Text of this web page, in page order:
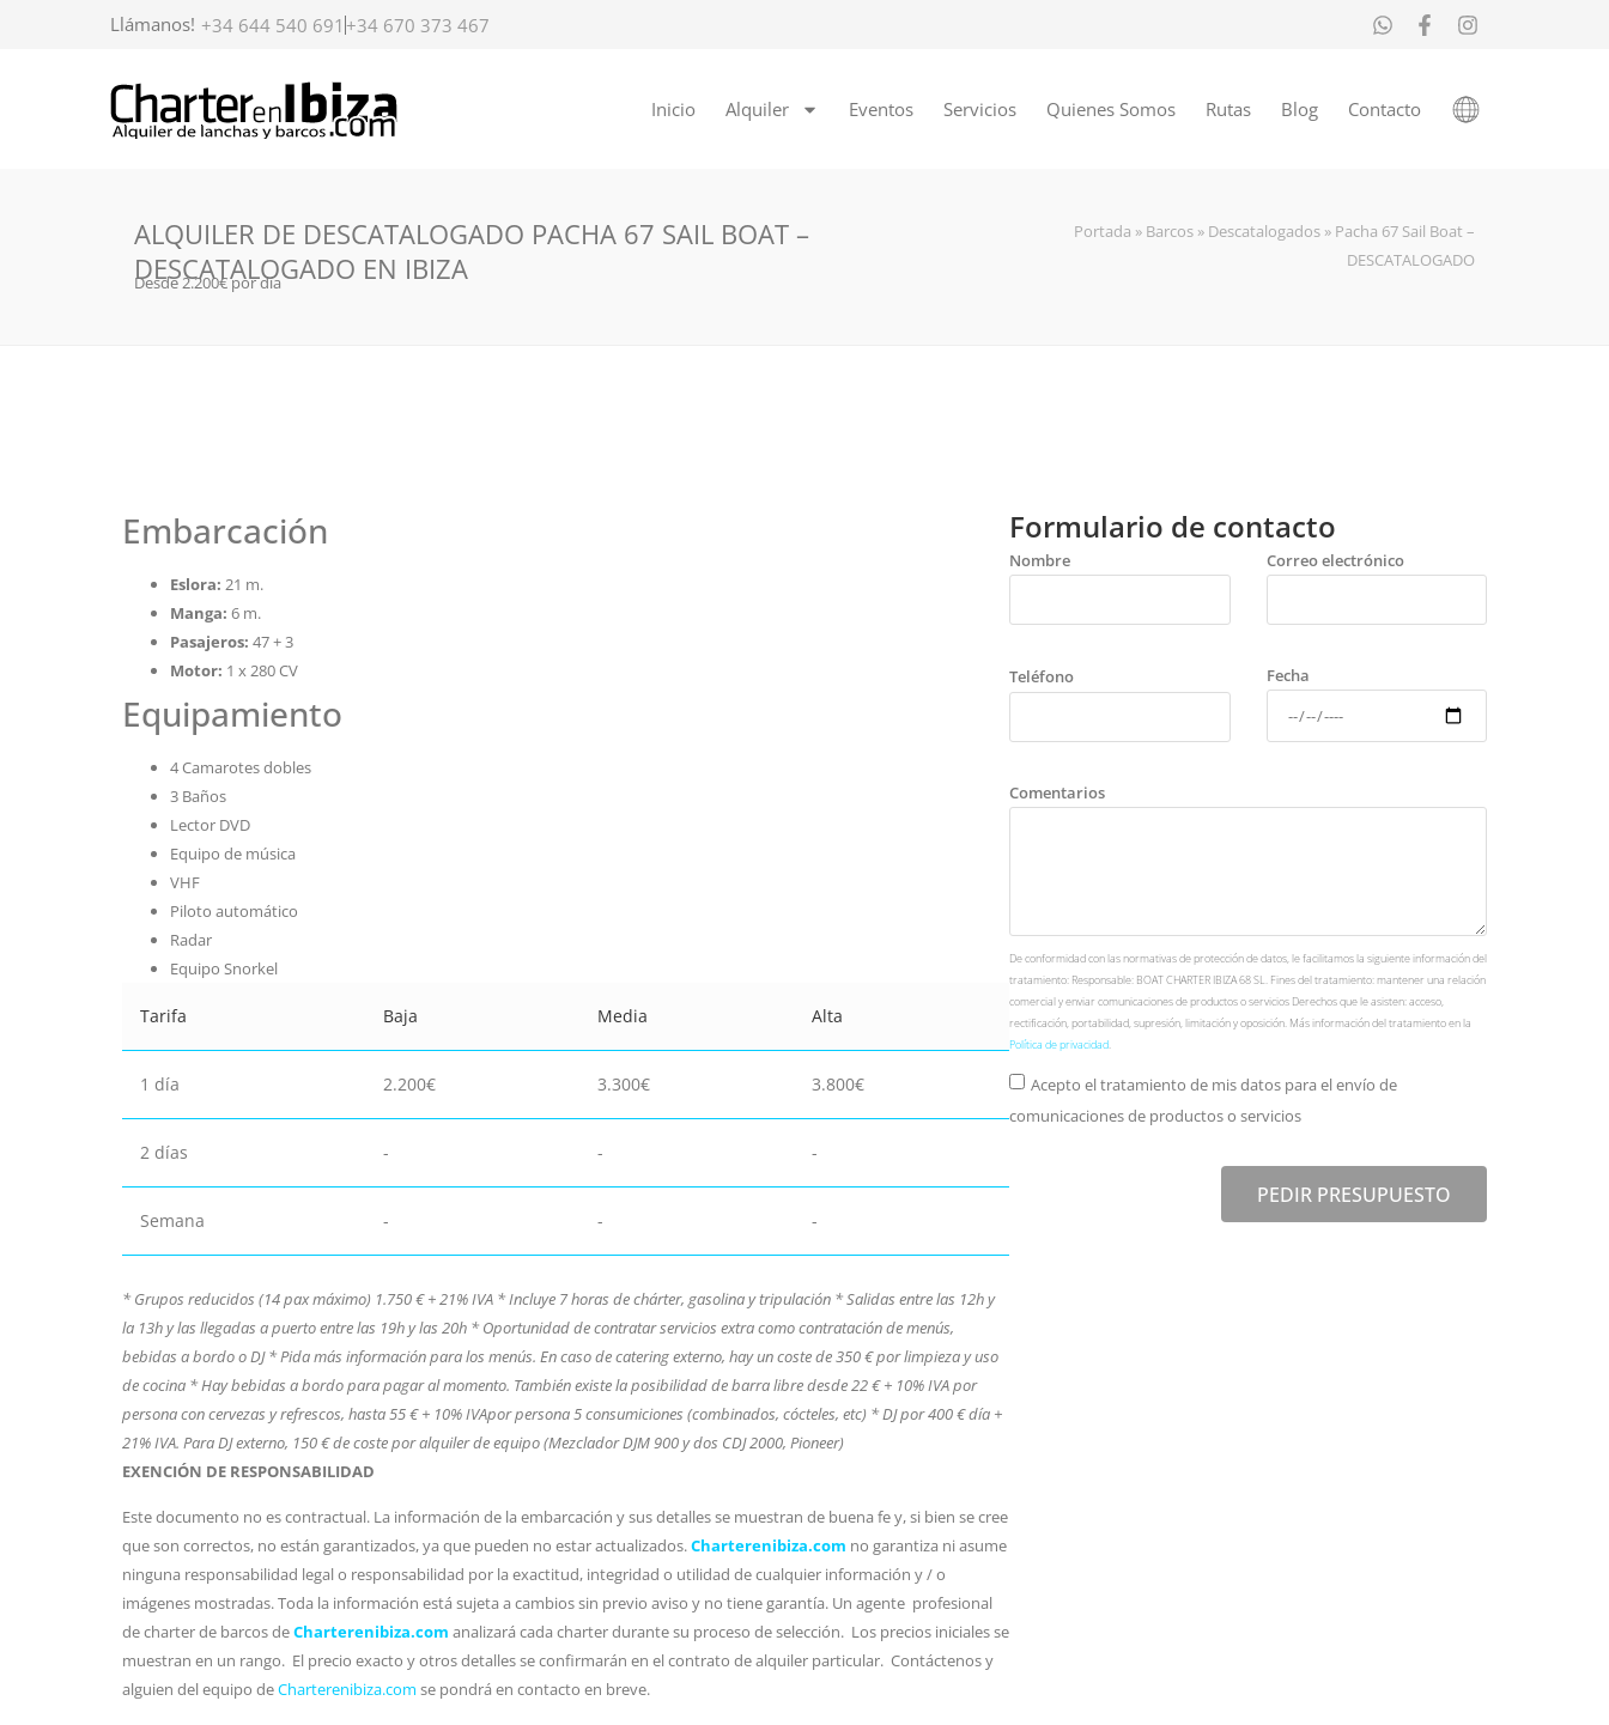
Llámanos! +34 644 540 691 +34 670 373 467
Inicio Alquiler Eventos Servicios Quienes Somos Rutas Blog Contacto
ALQUILER DE DESCATALOGADO PACHA 67 SAIL BOAT –
DESCATALOGADO EN IBIZA
Desde 2.200€ por día
Portada » Barcos » Descatalogados » Pacha 67 Sail Boat –
DESCATALOGADO
Embarcación
Eslora: 21 m.
Manga: 6 m.
Pasajeros: 47 + 3
Motor: 1 x 280 CV
Equipamiento
4 Camarotes dobles
3 Baños
Lector DVD
Equipo de música
VHF
Piloto automático
Radar
Equipo Snorkel
Tarifa Baja Media Alta
1 día 2.200€ 3.300€ 3.800€
2 días - - -
Semana - - -
* Grupos reducidos (14 pax máximo) 1.750 € + 21% IVA * Incluye 7 horas de chárter, gasolina y tripulación * Salidas entre las 12h y
la 13h y las llegadas a puerto entre las 19h y las 20h * Oportunidad de contratar servicios extra como contratación de menús,
bebidas a bordo o DJ * Pida más información para los menús. En caso de catering externo, hay un coste de 350 € por limpieza y uso
de cocina * Hay bebidas a bordo para pagar al momento. También existe la posibilidad de barra libre desde 22 € + 10% IVA por
persona con cervezas y refrescos, hasta 55 € + 10% IVApor persona 5 consumiciones (combinados, cócteles, etc) * DJ por 400 € día +
21% IVA. Para DJ externo, 150 € de coste por alquiler de equipo (Mezclador DJM 900 y dos CDJ 2000, Pioneer)
EXENCIÓN DE RESPONSABILIDAD
Este documento no es contractual. La información de la embarcación y sus detalles se muestran de buena fe y, si bien se cree
que son correctos, no están garantizados, ya que pueden no estar actualizados.Charterenibiza.com no garantiza ni asume
ninguna responsabilidad legal o responsabilidad por la exactitud, integridad o utilidad de cualquier información y / o
imágenes mostradas. Toda la información está sujeta a cambios sin previo aviso y no tiene garantía. Un agente profesional
de charter de barcos deCharterenibiza.com analizará cada charter durante su proceso de selección. Los precios iniciales se
muestran en un rango. El precio exacto y otros detalles se confirmarán en el contrato de alquiler particular. Contáctenos y
alguien del equipo deCharterenibiza.com se pondrá en contacto en breve.
Formulario de contacto
Nombre Correo electrónico
Teléfono Fecha
Comentarios
De conformidad con las normativas de protección de datos, le facilitamos la siguiente información del
tratamiento: Responsable: BOAT CHARTER IBIZA 68 SL. Fines del tratamiento: mantener una relación
comercial y enviar comunicaciones de productos o servicios Derechos que le asisten: acceso,
rectificación, portabilidad, supresión, limitación y oposición. Más información del tratamiento en la
Política de privacidad.
Acepto el tratamiento de mis datos para el envío de
comunicaciones de productos o servicios
PEDIR PRESUPUESTO